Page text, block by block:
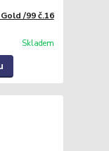
/99 č.16
Skladem